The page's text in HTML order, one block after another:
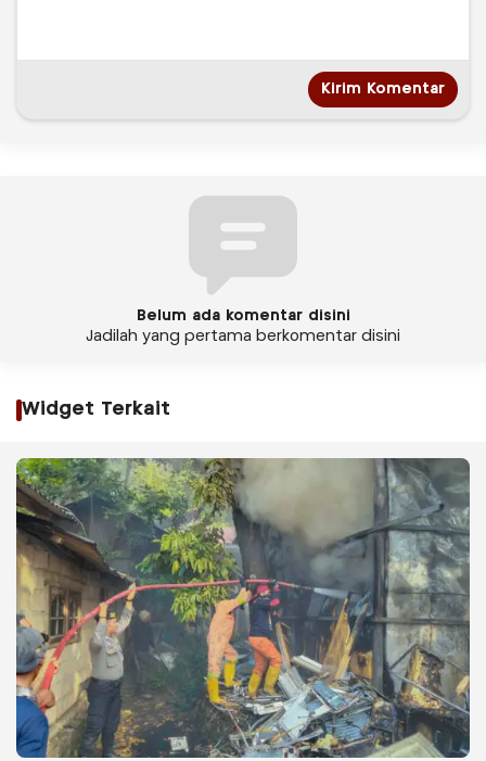
Belum ada komentar disini
Jadilah yang pertama berkomentar disini
Widget Terkait